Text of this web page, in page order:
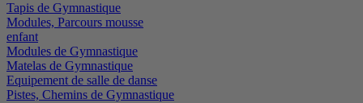
Tapis de Gymnastique
Modules, Parcours mousse
enfant
Modules de Gymnastique
Matelas de Gymnastique
Equipement de salle de danse
Pistes, Chemins de Gymnastique